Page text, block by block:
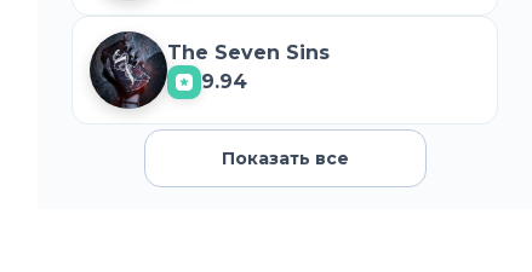
The Seven Sins
9.94
Показать все